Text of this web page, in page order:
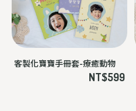
客製化寶寶手冊套-療癒動物
NT$599